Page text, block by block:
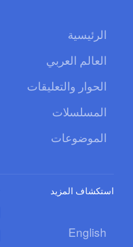
الرئيسية
العالم العربي
الحوار والتعليقات
المسلسلات
الموضوعات
استكشاف المزيد
English